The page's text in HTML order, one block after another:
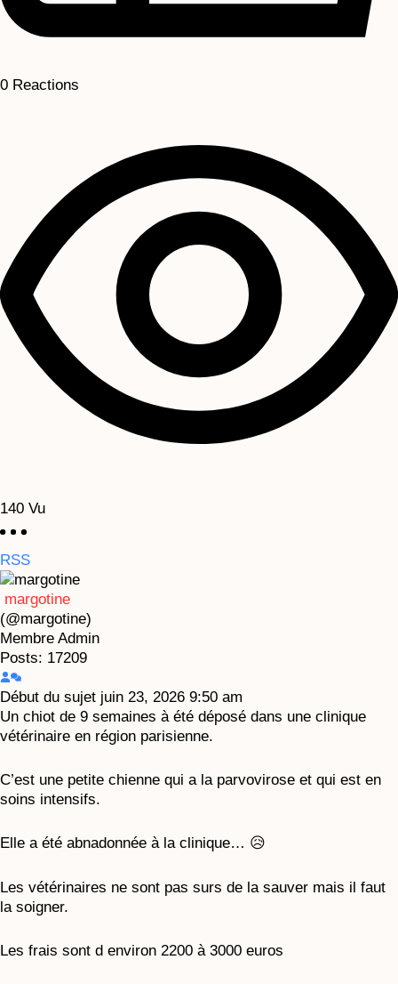
0 Reactions
140 Vu
RSS
margotine
(@margotine)
Membre Admin
Posts: 17209
Début du sujet juin 23, 2026 9:50 am
Un chiot de 9 semaines à été déposé dans une clinique
vétérinaire en région parisienne.
C’est une petite chienne qui a la parvovirose et qui est en
soins intensifs.
Elle a été abnadonnée à la clinique… 😥
Les vétérinaires ne sont pas surs de la sauver mais il faut
la soigner.
Les frais sont d environ 2200 à 3000 euros